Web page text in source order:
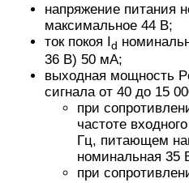
напряжение питания
максимальное 44 В;
ток покоя Id
36 В) 50 мА;
выходная мощность
сигнала от 40 до 15
при
частоте
Гц, питающем
номинальная 35
при